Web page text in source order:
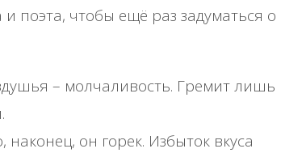
и поэта, чтобы ещё раз задуматься о
– молчаливость. Гремит лишь
наконец, он горек. Избыток вкуса